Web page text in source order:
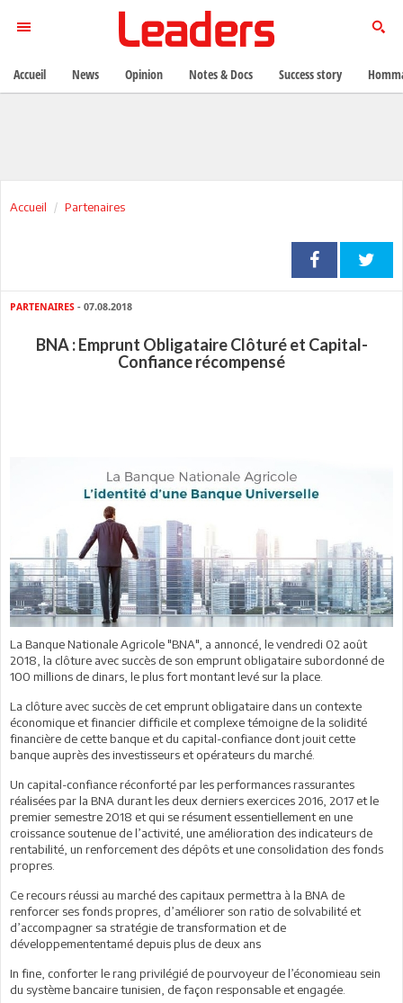
Accueil Partenaires
PARTENAIRES - 07.08.2018
BNA : Emprunt Obligataire Clôturé et Capital-
Confiance récompensé
La Banque Nationale Agricole "BNA", a annoncé, le vendredi 02 août
2018, la clôture avec succès de son emprunt obligataire subordonné de
100 millions de dinars, le plus fort montant levé sur la place.
La clôture avec succès de cet emprunt obligataire dans un contexte
économique et financier difficile et complexe témoigne de la solidité
financière de cette banque et du capital-confiance dont jouit cette
banque auprès des investisseurs et opérateurs du marché.
Un capital-confiance réconforté par les performances rassurantes
réalisées par la BNA durant les deux derniers exercices 2016, 2017 et le
premier semestre 2018 et qui se résument essentiellement en une
croissance soutenue de l’activité, une amélioration des indicateurs de
rentabilité, un renforcement des dépôts et une consolidation des fonds
propres.
Ce recours réussi au marché des capitaux permettra à la BNA de
renforcer ses fonds propres, d’améliorer son ratio de solvabilité et
d’accompagner sa stratégie de transformation et de
développemententamé depuis plus de deux ans
In fine, conforter le rang privilégié de pourvoyeur de l’économieau sein
du système bancaire tunisien, de façon responsable et engagée.
Accueil News Opinion Notes & Docs Success story